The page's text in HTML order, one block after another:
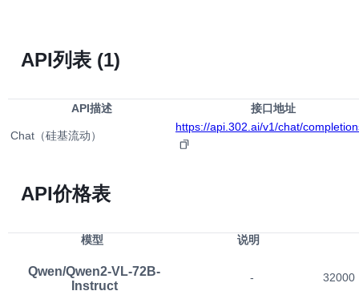
API列表 (1)
API描述 接口地址
Chat（硅基流动）
https://api.302.ai/v1/chat/
API价格表
模型 说明
Qwen/Qwen2-VL-72B-
Instruct
- 32000